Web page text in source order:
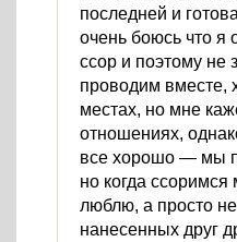
последней и
очень боюсь что я
ссор и поэтому не
проводим вместе,
местах, но мне
отношениях,
все хорошо — мы
но когда
люблю, а просто
нанесенных друг